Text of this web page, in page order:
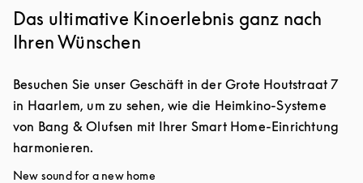
Das ultimative Kinoerlebnis ganz nach
Ihren Wünschen
Besuchen Sie unser Geschäft in der Grote Houtstraat 7
in Haarlem, um zu sehen, wie die Heimkino-Systeme
von Bang & Olufsen mit Ihrer Smart Home-Einrichtung
harmonieren.
New sound for a new home